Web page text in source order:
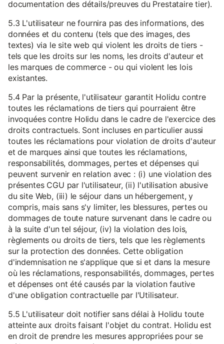
documentation des détails/preuves du Prestataire tier).
5.3 L'utilisateur ne fournira pas des informations, des
données et du contenu (tels que des images, des
textes) via le site web qui violent les droits de tiers -
tels que les droits sur les noms, les droits d'auteur et
les marques de commerce - ou qui violent les lois
existantes.
5.4 Par la présente, l'utilisateur garantit Holidu contre
toutes les réclamations de tiers qui pourraient être
invoquées contre Holidu dans le cadre de l'exercice des
droits contractuels. Sont incluses en particulier aussi
toutes les réclamations pour violation de droits d'auteur
et de marques ainsi que toutes les réclamations,
responsabilités, dommages, pertes et dépenses qui
peuvent survenir en relation avec : (i) une violation des
présentes CGU par l'utilisateur, (ii) l'utilisation abusive
du site Web, (iii) le séjour dans un hébergement, y
compris, mais sans s'y limiter, les blessures, pertes ou
dommages de toute nature survenant dans le cadre ou
à la suite d'un tel séjour, (iv) la violation des lois,
règlements ou droits de tiers, tels que les règlements
sur la protection des données. Cette obligation
d'indemnisation ne s'applique que si et dans la mesure
où les réclamations, responsabilités, dommages, pertes
et dépenses ont été causés par la violation fautive
d'une obligation contractuelle par l'Utilisateur.
5.5 L'utilisateur doit notifier sans délai à Holidu toute
atteinte aux droits faisant l'objet du contrat. Holidu est
en droit de prendre les mesures appropriées pour se